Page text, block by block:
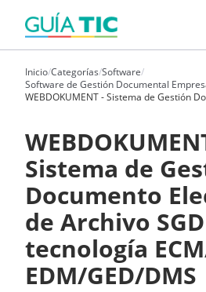
Inicio/Categorías/Software/
Software de Gestión Documental
WEBDOKUMENT - Sistema de Gestión
Sistema de
Documento
de Archivo
tecnología
EDM/GED/DMS